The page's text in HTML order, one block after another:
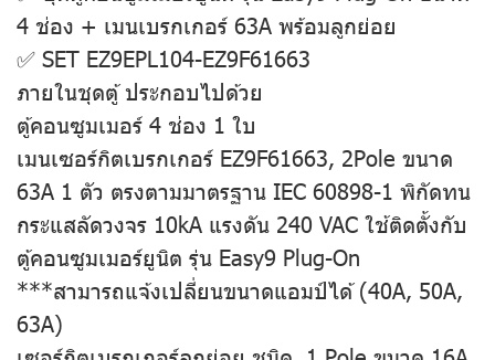
4 ช่อง + เมนเบรกเกอร์ 63A พร้อมลูกย่อย
✅ SET EZ9EPL104-EZ9F61663
ภายในชุดตู้ ประกอบไปด้วย
ตู้คอนซูมเมอร์ 4 ช่อง 1 ใบ
เมนเซอร์กิตเบรกเกอร์ EZ9F61663, 2Pole ขนาด
63A 1 ตัว ตรงตามมาตรฐาน IEC 60898-1 พิกัดทน
กระแสลัดวงจร 10kA แรงดัน 240 VAC ใช้ติดตั้งกับ
ตู้คอนซูมเมอร์ยูนิต รุ่น Easy9 Plug-On
***สามารถแจ้งเปลี่ยนขนาดแอมป์ได้ (40A, 50A,
63A)